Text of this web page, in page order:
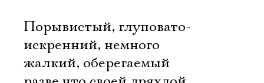
Порывистый, глуповато-
искренний, немного
жалкий, оберегаемый